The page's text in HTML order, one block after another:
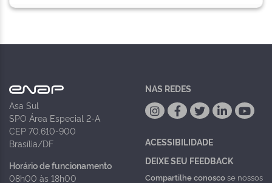
Asa Sul
SPO Área Especial 2-A
CEP 70.610-900
Brasília/DF
Horário de funcionamento
08h00 às 18h00
NAS REDES
ACESSIBILIDADE
DEIXE SEU FEEDBACK
Compartilhe conoscose nossos